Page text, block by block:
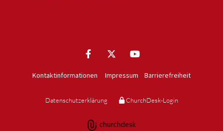
Kontaktinformationen Impressum Barrierefreiheit
Datenschutzerklärung ChurchDesk-Login